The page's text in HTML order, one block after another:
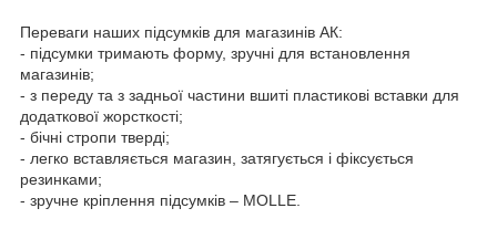
Переваги наших підсумків для магазинів АК:
- підсумки тримають форму, зручні для встановлення
магазинів;
- з переду та з задньої частини вшиті пластикові вставки для
додаткової жорсткості;
- бічні стропи тверді;
- легко вставляється магазин, затягується і фіксується
резинками;
- зручне кріплення підсумків – MOLLE.